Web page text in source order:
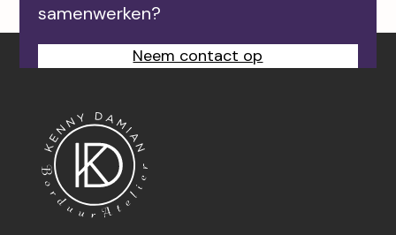
samenwerken?
Neem contact op